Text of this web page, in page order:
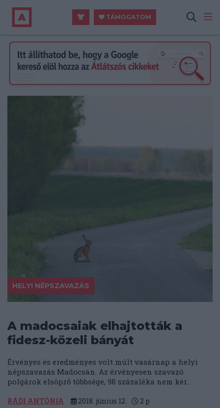
TÁMOGATOM
HELYI NÉPSZAVAZÁS
A madocsaiak elhajtották a
fidesz-közeli bányát
Érvényes és eredményes volt múlt vasárnap a helyi
népszavazás Madocsán. Az érvényesen szavazó
polgárok elsöprő többsége, 98 százaléka nem kér...
RÁDI ANTÓNIA 2018. június 12. 2 p